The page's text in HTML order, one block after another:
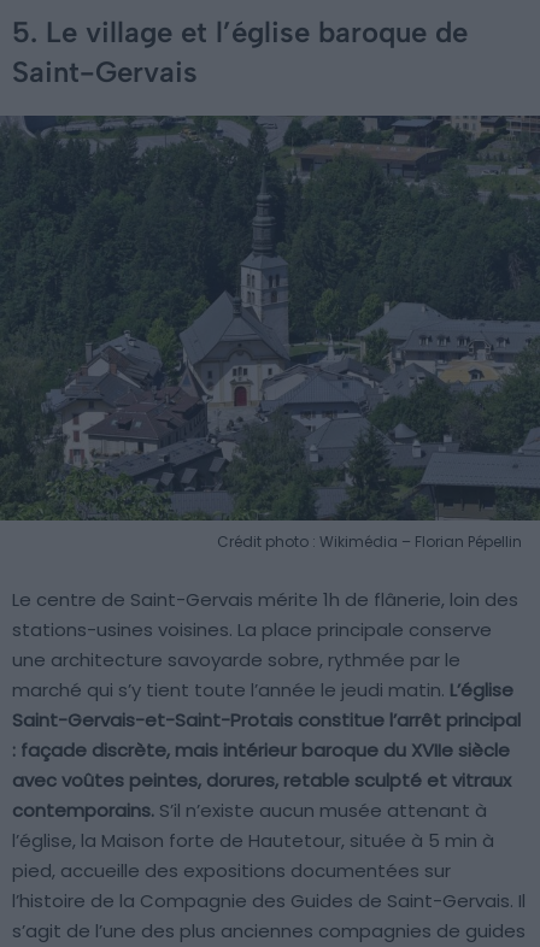
5. Le village et l’église baroque de
Saint-Gervais
Crédit photo : Wikimédia – Florian Pépellin
Le centre de Saint-Gervais mérite 1h de flânerie, loin des
stations-usines voisines. La place principale conserve
une architecture savoyarde sobre, rythmée par le
marché qui s’y tient toute l’année le jeudi matin. L’église
Saint-Gervais-et-Saint-Protais constitue l’arrêt principal
: façade discrète, mais intérieur baroque du XVIIe siècle
avec voûtes peintes, dorures, retable sculpté et vitraux
contemporains. S’il n’existe aucun musée attenant à
l’église, la Maison forte de Hautetour, située à 5 min à
pied, accueille des expositions documentées sur
l’histoire de la Compagnie des Guides de Saint-Gervais. Il
s’agit de l’une des plus anciennes compagnies de guides